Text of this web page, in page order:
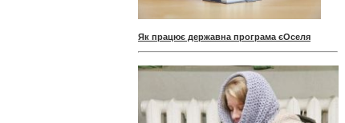
Як працює державна програма єОселя